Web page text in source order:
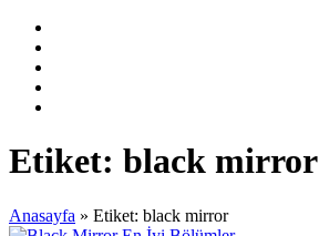
Etiket: black mirror
Anasayfa » Etiket: black mirror